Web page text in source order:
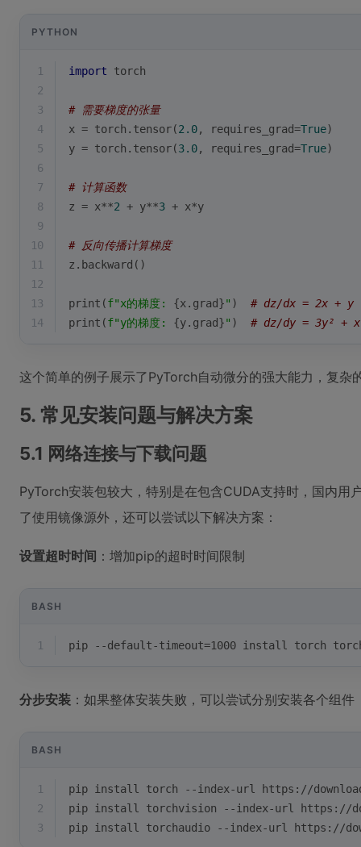
PYTHON
1 import torch
2
3
# 需要梯度的张量
4
x = torch.tensor(2.0, requires_grad=True)
5
y = torch.tensor(3.0, requires_grad=True)
6
7
# 计算函数
8
z = x**2 + y**3 + x*y
9
10
# 反向传播计算梯度
11
z.backward()
12
13
print (f"x的梯度: {x.grad}" ) # dz/dx = 2x + y
14
print (f"y的梯度: {y.grad}" ) # dz/dy = 3y² + x
这个简单的例子展示了PyTorch自动微分的强大能力，复杂
5. 常见安装问题与解决方案
5.1 网络连接与下载问题
PyTorch安装包较大，特别是在包含CUDA支持时，国内用
了使用镜像源外，还可以尝试以下解决方案：
设置超时时间 ：增加pip的超时时间限制
BASH
1 pip --default-timeout=1000 install torch
分步安装 ：如果整体安装失败，可以尝试分别安装各个组件
BASH
1
pip install torch --index-url https://
2
pip install torchvision --index-url https://
3
pip install torchaudio --index-url https://